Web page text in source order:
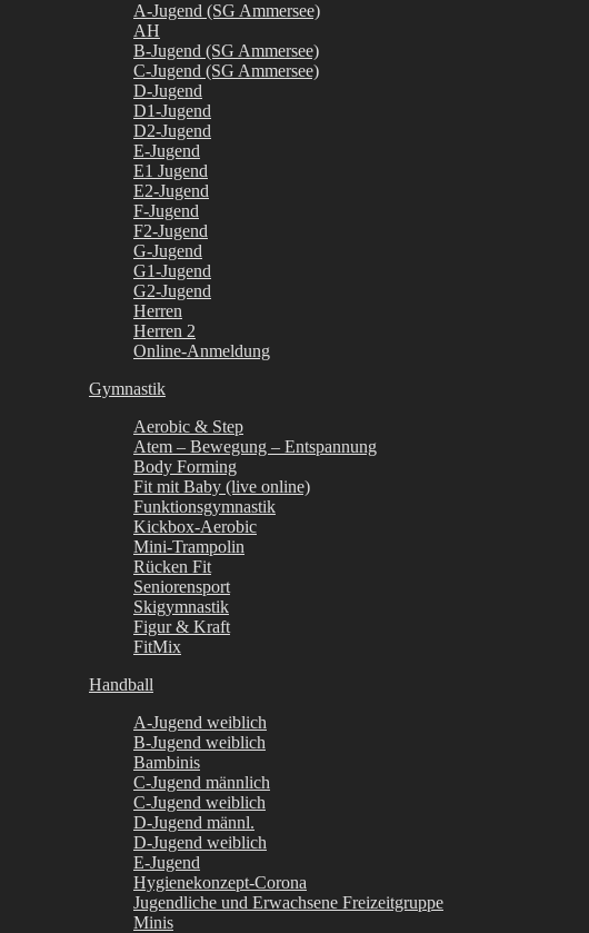
A-Jugend (SG Ammersee)
AH
B-Jugend (SG Ammersee)
C-Jugend (SG Ammersee)
D-Jugend
D1-Jugend
D2-Jugend
E-Jugend
E1 Jugend
E2-Jugend
F-Jugend
F2-Jugend
G-Jugend
G1-Jugend
G2-Jugend
Herren
Herren 2
Online-Anmeldung
Gymnastik
Aerobic & Step
Atem – Bewegung – Entspannung
Body Forming
Fit mit Baby (live online)
Funktionsgymnastik
Kickbox-Aerobic
Mini-Trampolin
Rücken Fit
Seniorensport
Skigymnastik
Figur & Kraft
FitMix
Handball
A-Jugend weiblich
B-Jugend weiblich
Bambinis
C-Jugend männlich
C-Jugend weiblich
D-Jugend männl.
D-Jugend weiblich
E-Jugend
Hygienekonzept-Corona
Jugendliche und Erwachsene Freizeitgruppe
Minis